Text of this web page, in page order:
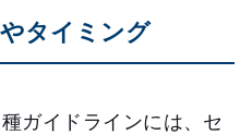
タイミング
ガイドラインには、セ